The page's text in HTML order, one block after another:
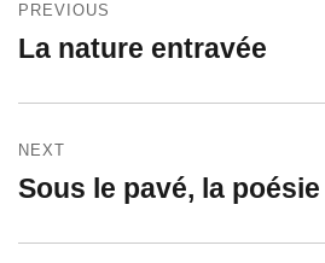
de
l’article
PREVIOUS
Previous
La nature entravée
NEXT
Next
Sous le pavé, la poésie